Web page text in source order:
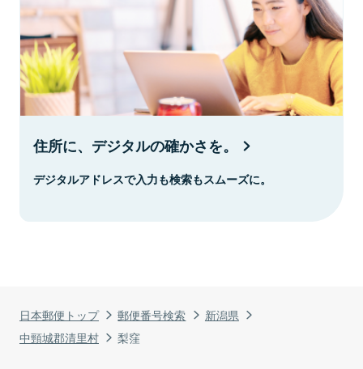
日本郵便トップ 郵便番号検索
新潟県
中頸城郡清里村
梨窪
住所に、デジタルの確かさを。
デジタルアドレスで入力も検索もスムーズに。